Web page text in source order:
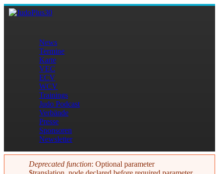
Direkt zum Inhalt
JudoPlus30
Hauptmenü
News
Termine
Karte
VEC
ECV
WCV
Trainings
Judo Podcast
Verbände
Presse
Sponsoren
Newsletter
Deprecated function: Optional parameter